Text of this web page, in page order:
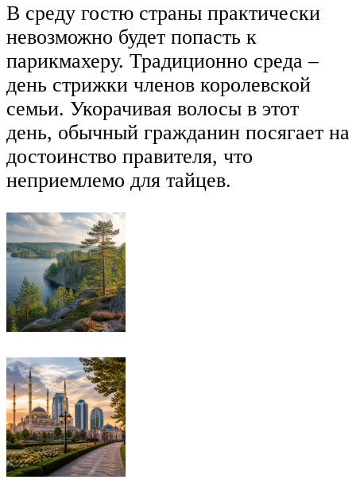
В среду гостю страны практически
невозможно будет попасть к
парикмахеру. Традиционно среда –
день стрижки членов королевской
семьи. Укорачивая волосы в этот
день, обычный гражданин посягает на
достоинство правителя, что
неприемлемо для тайцев.